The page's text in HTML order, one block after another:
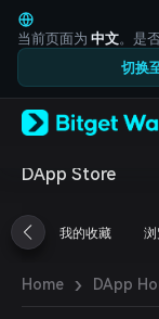
English
日本語
Tiếng Việt
Русский
Español
Türkçe
Français
简体中文
繁體中文
Bahasa Indonesia
ภาษาไทย
当前页面为 中文。是
切换
DApp Store
我的收藏
Home › DApp